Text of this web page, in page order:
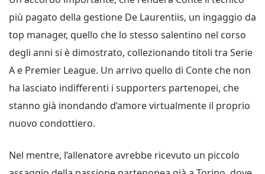
più pagato della gestione De Laurentiis, un ingaggio da
top manager, quello che lo stesso salentino nel corso
degli anni si è dimostrato, collezionando titoli tra Serie
A e Premier League. Un arrivo quello di Conte che non
ha lasciato indifferenti i supporters partenopei, che
stanno già inondando d’amore virtualmente il proprio
nuovo condottiero.
Nel mentre, l’allenatore avrebbe ricevuto un piccolo